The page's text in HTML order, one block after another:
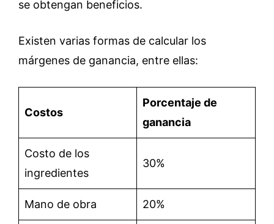
se obtengan beneficios.
Existen varias formas de calcular los
márgenes de ganancia, entre ellas:
Costos
Porcentaje de
ganancia
Costo de los
ingredientes
30%
Mano de obra 20%